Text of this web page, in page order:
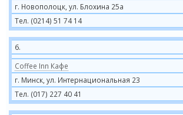
г. Новополоцк, ул. Блохина 25а
Тел. (0214) 51 74 14
6.
Coffee Inn Кафе
г. Минск, ул. Интернациональная 23
Тел. (017) 227 40 41